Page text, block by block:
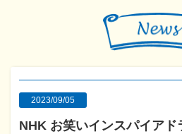
2023/09/05
NHK お笑いインスパイア